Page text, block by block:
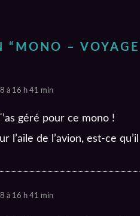
“ MONO –
à 16 h 41 min
géré pour ce mono !
l’aile de l’avion, est-ce
à 16 h 41 min